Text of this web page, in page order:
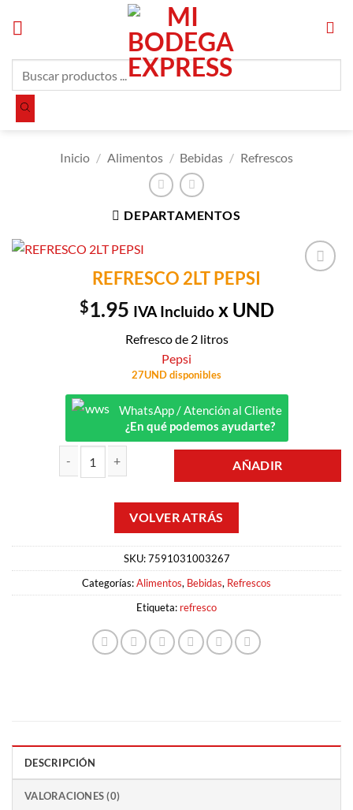
productos
Inicio / Alimentos / Bebidas / Refrescos
DEPARTAMENTOS
REFRESCO 2LT PEPSI
$1.95 IVA Incluidox UND
Refresco de 2 litros
Pepsi
27UND disponibles
WhatsApp / Atención al Cliente
¿En qué podemos ayudarte?
AÑADIR
SKU:7591031003267
Categorías:Alimentos, Bebidas, Refrescos
Etiqueta: refresco
DESCRIPCIÓN
VALORACIONES (0)